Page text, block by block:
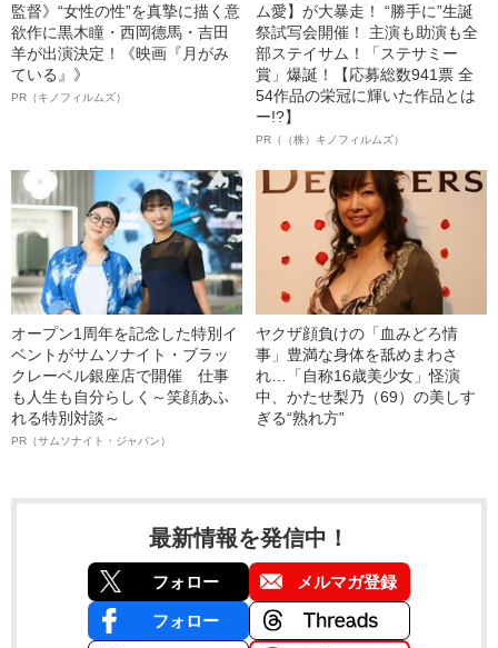
監督》“女性の性”を真摯に描く意
欲作に黒木瞳・西岡德馬・吉田
羊が出演決定！《映画『月がみ
ている』》
PR（キノフィルムズ）
ム愛】が大暴走！ “勝手に”生誕
祭試写会開催！ 主演も助演も全
部ステイサム！「ステサミー
賞」爆誕！【応募総数941票 全
54作品の栄冠に輝いた作品とは
ー!?】
PR（（株）キノフィルムズ）
オープン1周年を記念した特別イ
ベントがサムソナイト・ブラッ
クレーベル銀座店で開催 仕事
も人生も自分らしく～笑顔あふ
れる特別対談～
PR（サムソナイト・ジャパン）
ヤクザ顔負けの「血みどろ情
事」豊満な身体を舐めまわさ
れ…「自称16歳美少女」怪演
中、かたせ梨乃（69）の美しす
ぎる“熟れ方”
最新情報を発信中！
フォロー メルマガ登録
フォロー